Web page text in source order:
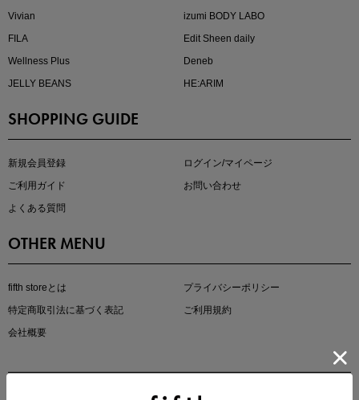
大人の着映えアイテム5選
マストバイアイテム
Vivian
izumi BODY LABO
FILA
Edit Sheen daily
Wellness Plus
Deneb
JELLY BEANS
HE:ARIM
SHOPPING GUIDE
新規会員登録
ログイン/マイページ
ご利用ガイド
お問い合わせ
よくある質問
OTHER MENU
fifth storeとは
プライバシーポリシー
特定商取引法に基づく表記
ご利用規約
会社概要